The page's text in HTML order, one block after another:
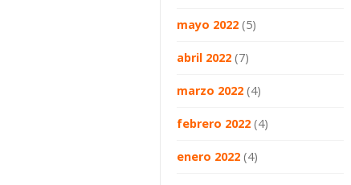
mayo 2022 (5)
abril 2022 (7)
marzo 2022 (4)
febrero 2022 (4)
enero 2022 (4)